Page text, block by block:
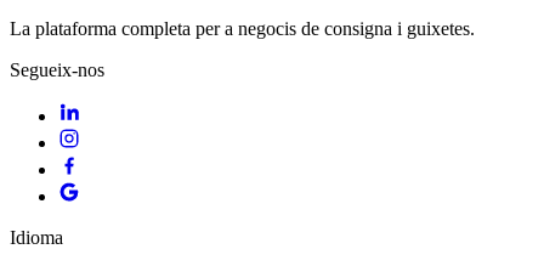
La plataforma completa per a negocis de consigna i guixetes.
Segueix-nos
Idioma